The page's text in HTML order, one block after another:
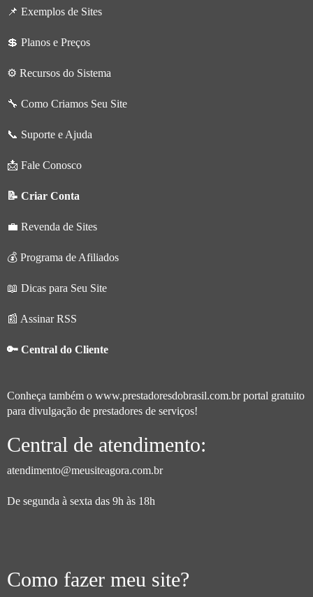
📌 Exemplos de Sites
💲 Planos e Preços
⚙️ Recursos do Sistema
🔧 Como Criamos Seu Site
📞 Suporte e Ajuda
📩 Fale Conosco
📝 Criar Conta
💼 Revenda de Sites
💰 Programa de Afiliados
📖 Dicas para Seu Site
📰 Assinar RSS
🔑 Central do Cliente
Conheça também o www.prestadoresdobrasil.com.brportal gratuito
para divulgação de prestadores de serviços!
Central de atendimento:
atendimento@meusiteagora.com.br
De segunda à sexta das 9h às 18h
Como fazer meu site?